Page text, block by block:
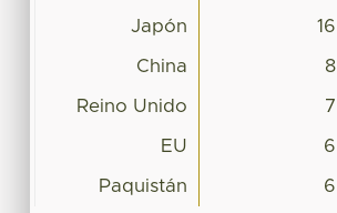
Japón 16
China 8
Reino Unido 7
EU 6
Paquistán 6